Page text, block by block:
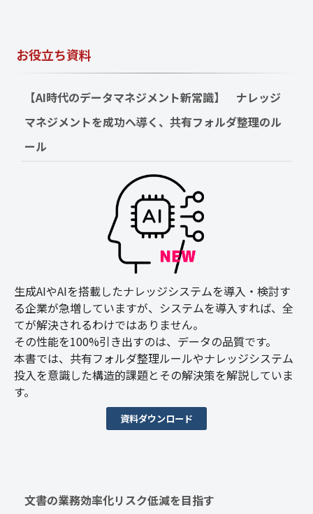
お役立ち資料
【AI時代のデータマネジメント新常識】　ナレッジ
マネジメントを成功へ導く、共有フォルダ整理のル
ール
生成AIやAIを搭載したナレッジシステムを導入・検討す
る企業が急増していますが、システムを導入すれば、全
てが解決されるわけではありません。
その性能を100%引き出すのは、データの品質です。
本書では、共有フォルダ整理ルールやナレッジシステム
投入を意識した構造的課題とその解決策を解説していま
す。
資料ダウンロード
文書の業務効率化リスク低減を目指す